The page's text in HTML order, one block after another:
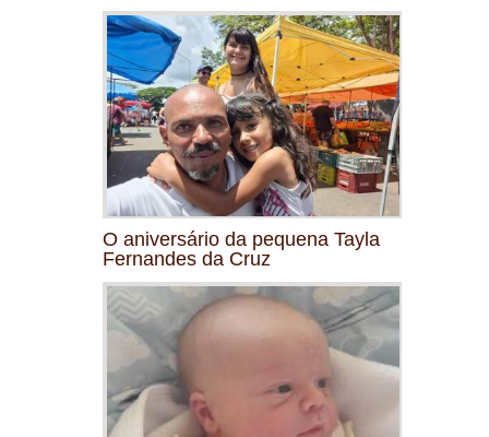
O aniversário da pequena Tayla
Fernandes da Cruz